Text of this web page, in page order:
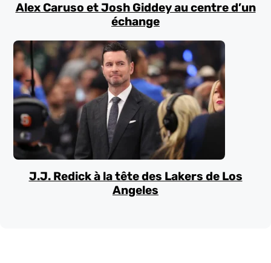
Alex Caruso et Josh Giddey au centre d’un
échange
J.J. Redick à la tête des Lakers de Los
Angeles